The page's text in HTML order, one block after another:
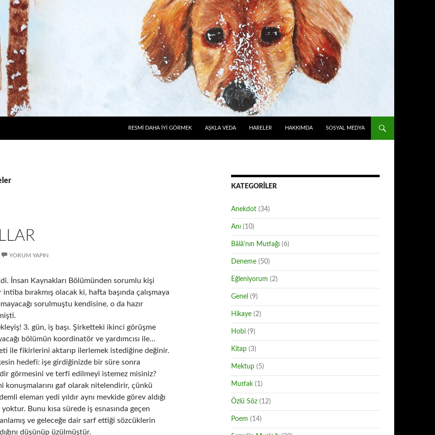
RESMI DAHA İYI GÖRMEK AŞKLA VEDA HARELER HAKKIMDA SOSYAL MEDYA
YORUM YAPIN
idi. İnsan Kaynakları Bölümünden sorumlu kişi
bırakmış olacak ki, hafta başında çalışmaya
sorulmuştu kendisine, o da hazır
3. gün, iş başı. Şirketteki ikinci görüşme
bölümün koordinatör ve yardımcısı ile…
ile fikirlerini aktarıp ilerlemek istediğine değinir.
hedefi: işe girdiğinizde bir süre sonra
görmesini ve terfi edilmeyi istemez misiniz?
konuşmalarını gaf olarak nitelendirir, çünkü
eleman yedi yıldır aynı mevkide görev aldığı
Bunu kısa sürede iş esnasında geçen
ve geleceğe dair sarf ettiği sözcüklerin
düşünüp üzülmüştür.
KATEGORILER
Anekdot (34)
Anı (10)
Bâlâ'nın Mutfağı (6)
Deneme (50)
Eğleniyorum (2)
Genel (9)
Hikaye (2)
Hobi (9)
Kitap (3)
Mektup (5)
Mutfak (1)
Özlü Söz (12)
Poem (14)